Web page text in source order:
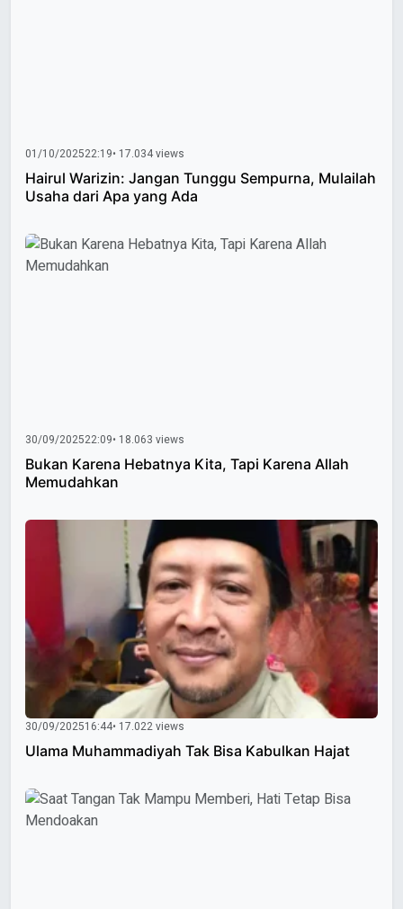
01/10/202522:19• 17.034 views
Hairul Warizin: Jangan Tunggu Sempurna, Mulailah
Usaha dari Apa yang Ada
30/09/202522:09• 18.063 views
Bukan Karena Hebatnya Kita, Tapi Karena Allah
Memudahkan
30/09/202516:44• 17.022 views
Ulama Muhammadiyah Tak Bisa Kabulkan Hajat